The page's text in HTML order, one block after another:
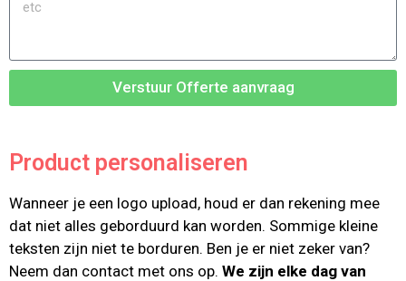
Verstuur Offerte aanvraag
Product personaliseren
Wanneer je een logo upload, houd er dan rekening mee
dat niet alles geborduurd kan worden. Sommige kleine
teksten zijn niet te borduren. Ben je er niet zeker van?
Neem dan contact met ons op. We zijn elke dag van